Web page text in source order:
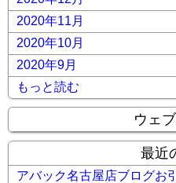
2020年11月
2020年10月
2020年9月
もっと読む
ウェ
最近
アバック名古屋店ブログお